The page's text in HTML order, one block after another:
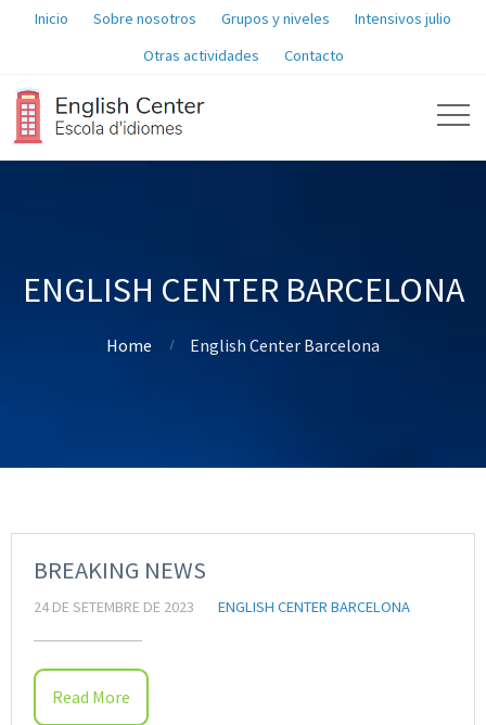
Inicio Sobre nosotros Grupos y niveles
Intensivos julio
Otras actividades
Contacto
ENGLISH CENTER BARCELONA
Home English Center Barcelona
BREAKING NEWS
24 DE SETEMBRE DE 2023 ENGLISH CENTER BARCELONA
Read More